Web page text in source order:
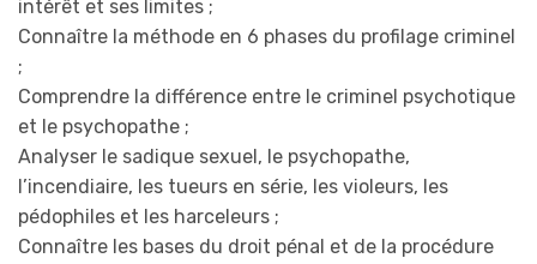
intérêt et ses limites ;
Connaître la méthode en 6 phases du profilage criminel
;
Comprendre la différence entre le criminel psychotique
et le psychopathe ;
Analyser le sadique sexuel, le psychopathe,
l’incendiaire, les tueurs en série, les violeurs, les
pédophiles et les harceleurs ;
Connaître les bases du droit pénal et de la procédure